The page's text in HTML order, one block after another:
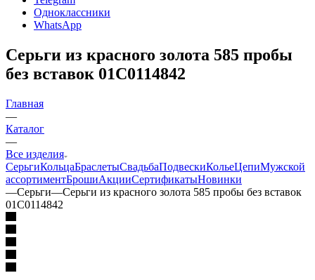
Одноклассники
WhatsApp
Серьги из красного золота 585 пробы
без вставок 01С0114842
Главная
—
Каталог
—
Все изделия
СерьгиКольцаБраслетыСвадьбаПодвескиКольеЦепиМужской
ассортиментБрошиАкцииСертификатыНовинки
—Серьги—Серьги из красного золота 585 пробы без вставок
01С0114842